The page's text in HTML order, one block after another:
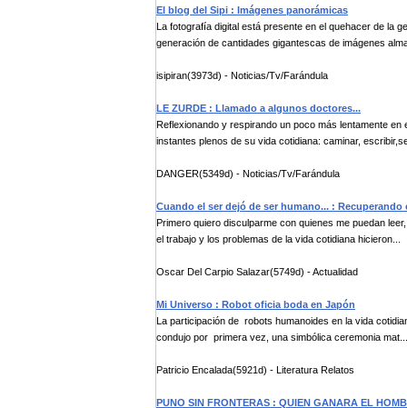
El blog del Sipi : Imágenes panorámicas
La fotografía digital está presente en el quehacer de la
generación de cantidades gigantescas de imágenes
isipiran(3973d) - Noticias/Tv/Farándula
LE ZURDE : Llamado a algunos doctores...
Reflexionando y respirando un poco más lentamente
instantes plenos de su vida cotidiana: caminar,
DANGER(5349d) - Noticias/Tv/Farándula
Cuando el ser dejó de ser humano... : Recuperando
Primero quiero disculparme con quienes me puedan
el trabajo y los problemas de la vida cotidiana hicieron...
Oscar Del Carpio Salazar(5749d) - Actualidad
Mi Universo : Robot oficia boda en Japón
La participación de robots humanoides en la vida
condujo por primera vez, una simbólica ceremonia mat...
Patricio Encalada(5921d) - Literatura Relatos
PUNO SIN FRONTERAS : QUIEN GANARA EL